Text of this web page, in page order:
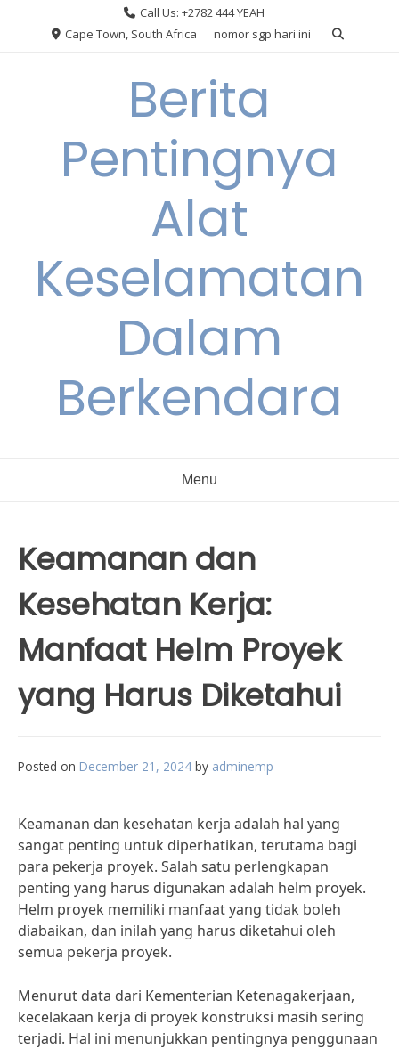
Call Us: +2782 444 YEAH
Cape Town, South Africa
nomor sgp hari ini
Berita
Pentingnya
Alat
Keselamatan
Dalam
Berkendara
Menu
Keamanan dan
Kesehatan Kerja:
Manfaat Helm Proyek
yang Harus Diketahui
Posted on December 21, 2024 by adminemp
Keamanan dan kesehatan kerja adalah hal yang
sangat penting untuk diperhatikan, terutama bagi
para pekerja proyek. Salah satu perlengkapan
penting yang harus digunakan adalah helm proyek.
Helm proyek memiliki manfaat yang tidak boleh
diabaikan, dan inilah yang harus diketahui oleh
semua pekerja proyek.
Menurut data dari Kementerian Ketenagakerjaan,
kecelakaan kerja di proyek konstruksi masih sering
terjadi. Hal ini menunjukkan pentingnya penggunaan